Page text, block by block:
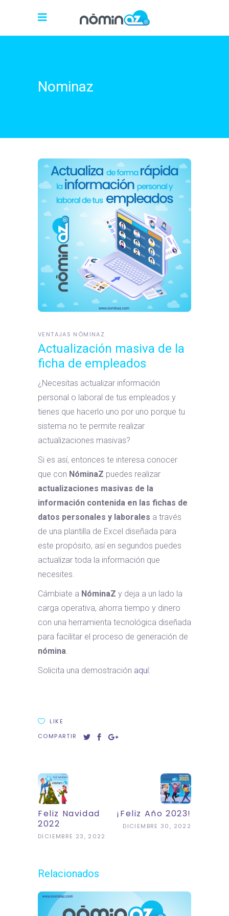
Nominaz
VENTAJAS NÓMINAZ
Actualización masiva de la
ficha de empleados
¿Necesitas actualizar información
personal o laboral de tus empleados y
tienes que hacerlo uno por uno porque tu
sistema no te permite realizar
actualizaciones masivas?
Si es así, entonces te interesa conocer
que con NóminaZ puedes realizar
actualizaciones masivas de la
información contenida en las fichas de
datos personales y laborales a través
de una plantilla de Excel diseñada para
este propósito, así en segundos puedes
actualizar toda la información que
necesites.
Cámbiate a NóminaZ y deja a un lado la
carga operativa, ahorra tiempo y dinero
con una herramienta tecnológica diseñada
para facilitar el proceso de generación de
nómina.
Solicita una demostración aquí:
LIKE
COMPARTIR
Feliz Navidad
2022
DICIEMBRE 23, 2022
¡Feliz Año 2023!
DICIEMBRE 30, 2022
Relacionados